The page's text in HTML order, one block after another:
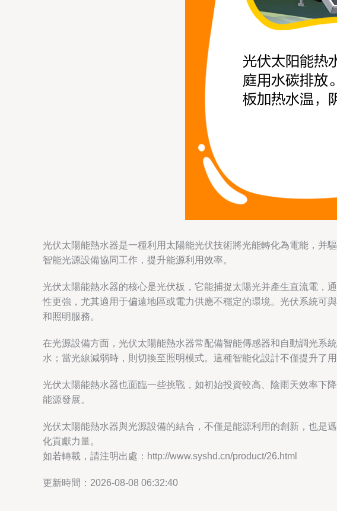
光伏太陽能熱水器是一種利用太陽能光伏技術將光能轉化為電能，并
智能光源設備協同工作，提升能源利用效率。
光伏太陽能熱水器的核心是光伏板，它能捕捉太陽光并產生直流電，
性更強，尤其適用于偏遠地區或電力供應不穩定的環境。光伏系統可
和照明服務。
在光源設備方面，光伏太陽能熱水器常配備智能傳感器和自動調光系
水；當光線減弱時，則切換至照明模式。這種智能化設計不僅提升了
光伏太陽能熱水器也面臨一些挑戰，如初始投資較高、陰雨天效率下
能源發展。
光伏太陽能熱水器與光源設備的結合，不僅是能源利用的創新，也是
化貢獻力量。
如若轉載，請注明出處：http://www.syshd.cn/product/26.html
更新時間：2026-08-08 06:32:40